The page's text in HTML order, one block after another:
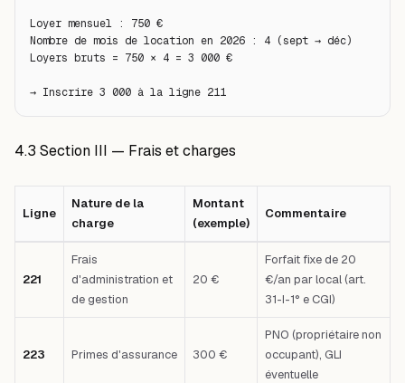
Loyer mensuel : 750 €
Nombre de mois de location en 2026 : 4 (sept → déc)
Loyers bruts = 750 × 4 = 3 000 €
→ Inscrire 3 000 à la ligne 211
4.3 Section III — Frais et charges
Ligne
Nature de la
charge
Montant
(exemple)
Commentaire
221
Frais
d'administration et
de gestion
20 €
Forfait fixe de 20
€/an par local (art.
31-I-1° e CGI)
223 Primes d'assurance 300 €
PNO (propriétaire non
occupant), GLI
éventuelle